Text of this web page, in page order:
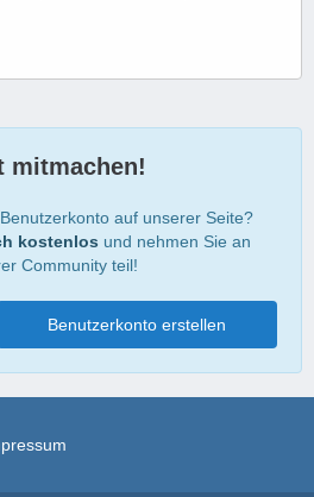
mitmachen!
auf unserer Seite?
kostenlos und nehmen Sie an
Community teil!
Benutzerkonto erstellen